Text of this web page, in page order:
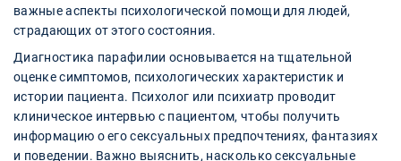
важные аспекты психологической помощи для людей,
страдающих от этого состояния.
Диагностика парафилии основывается на тщательной
оценке симптомов, психологических характеристик и
истории пациента. Психолог или психиатр проводит
клиническое интервью с пациентом, чтобы получить
информацию о его сексуальных предпочтениях, фантазиях
и поведении. Важно выяснить, насколько сексуальные